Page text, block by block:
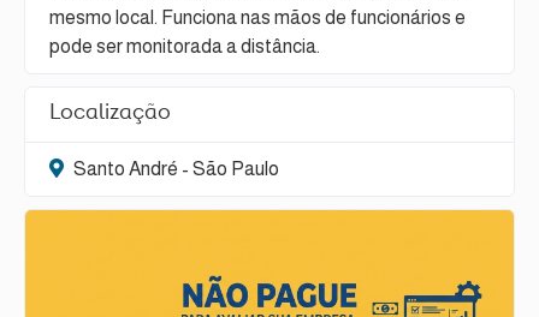
mesmo local. Funciona nas mãos de funcionários e
pode ser monitorada a distância.
Localização
Santo André - São Paulo